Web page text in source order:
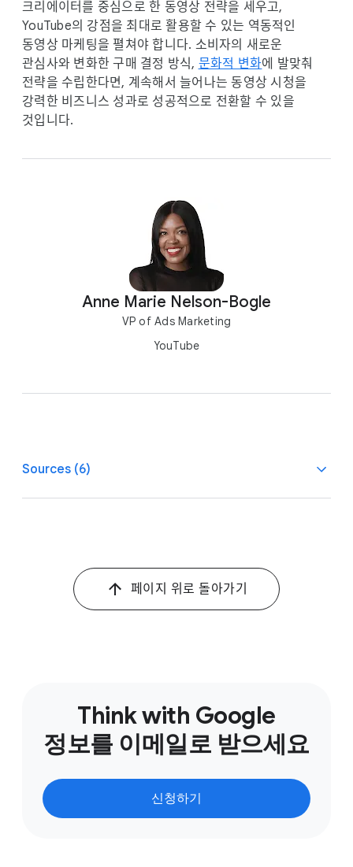
크리에이터를 중심으로 한 동영상 전략을 세우고,
YouTube의 강점을 최대로 활용할 수 있는 역동적인
동영상 마케팅을 펼쳐야 합니다. 소비자의 새로운
관심사와 변화한 구매 결정 방식, 문화적 변화에 발맞춰
전략을 수립한다면, 계속해서 늘어나는 동영상 시청을
강력한 비즈니스 성과로 성공적으로 전환할 수 있을
것입니다.
Anne Marie Nelson-Bogle
VP of Ads Marketing
YouTube
Sources (6)
competitors: linear TV, Netflix, Disney+, Amazon Prime
Video, Max, Facebook, Instagram, TikTok, and Snapchat,
Jan. 28, 2025–Feb. 10, 2025.
Google Internal Data, 2021–2025.
Google/BCG, Influence of Touchpoints Survey, U.S.,
n=10,117, purchase journeys of 18+ years U.S. shoppers
who bought a beauty product in the past 1 month or an
페이지 위로 돌아가기
Think with Google
정보를 이메일로 받으세요
신청하기